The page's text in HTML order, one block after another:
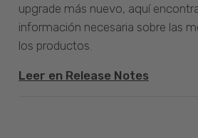
upgrade más nuevo, aquí
información necesaria sobre las
los productos.
Leer en Release Notes